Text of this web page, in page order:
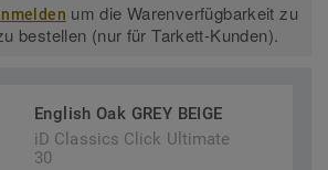
um die Warenverfügbarkeit zu
bestellen (nur für Tarkett-Kunden).
English Oak GREY BEIGE
iD Classics Click Ultimate
30